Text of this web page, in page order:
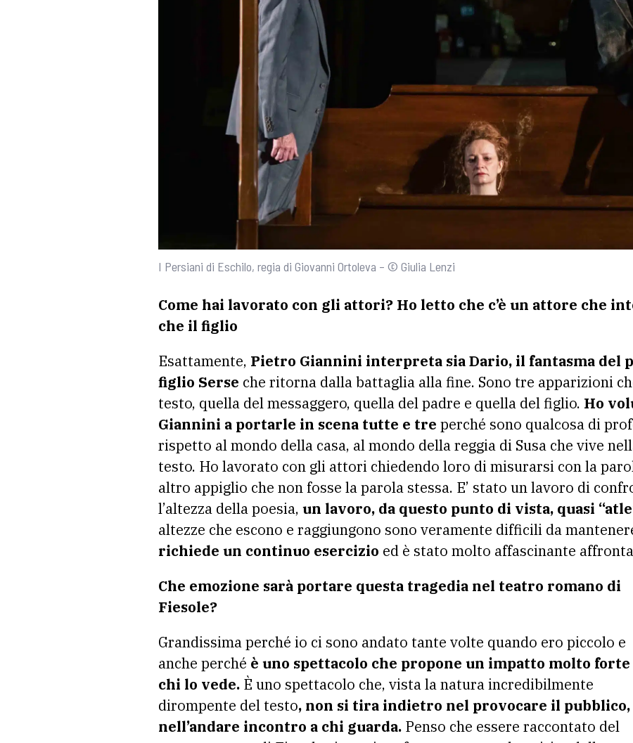
I Persiani di Eschilo, regia di Giovanni Ortoleva – © Giulia Lenzi
Come hai lavorato con gli attori? Ho letto che c’è un attore che
che il figlio
Esattamente, Pietro Giannini interpreta sia Dario, il fantasma del
figlio Serse che ritorna dalla battaglia alla fine. Sono tre apparizioni
testo, quella del messaggero, quella del padre e quella del figlio. Ho
Giannini a portarle in scena tutte e tre perché sono qualcosa di
rispetto al mondo della casa, al mondo della reggia di Susa che vive
testo. Ho lavorato con gli attori chiedendo loro di misurarsi con la
altro appiglio che non fosse la parola stessa. E’ stato un lavoro di
l’altezza della poesia, un lavoro, da questo punto di vista, quasi
altezze che escono e raggiungono sono veramente difficili da
richiede un continuo esercizio ed è stato molto affascinante
Che emozione sarà portare questa tragedia nel teatro romano di
Fiesole?
Grandissima perché io ci sono andato tante volte quando ero piccolo e
anche perché è uno spettacolo che propone un impatto molto forte
chi lo vede. È uno spettacolo che, vista la natura incredibilmente
dirompente del testo, non si tira indietro nel provocare il pubblico,
nell’andare incontro a chi guarda. Penso che essere raccontato del